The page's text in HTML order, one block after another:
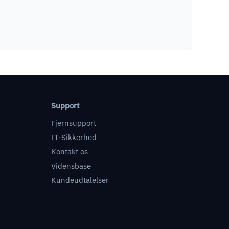
Support
Fjernsupport
IT-Sikkerhed
Kontakt os
Vidensbase
Kundeudtalelser